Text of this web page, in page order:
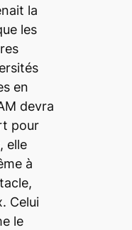
la
les
en
devra
pour
elle
à
Celui
le